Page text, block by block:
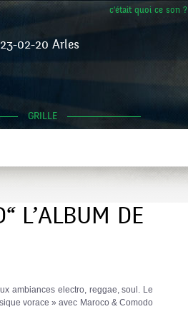
c'était quoi ce son ?
02-20 Arles
GRILLE
L’ALBUM DE
ambiances electro, reggae, soul. Le
vorace » avec Maroco & Comodo